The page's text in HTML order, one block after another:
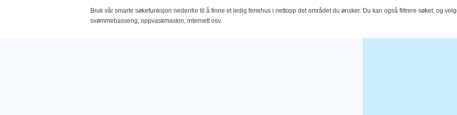
Bruk vår smarte søkefunksjon nedenfor til å finne et ledig feriehus i nettopp det området du ønsker. Du kan også filtrere søket, og
svømmebasseng, oppvaskmaskin, internett osv.